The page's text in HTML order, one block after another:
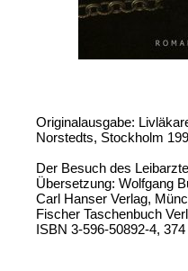
Originalausgabe:
Norstedts, Stockholm
Der Besuch des
Übersetzung: Wolfgang
Carl Hanser Verlag,
Fischer Taschenbuch
ISBN 3-596-50892-4,